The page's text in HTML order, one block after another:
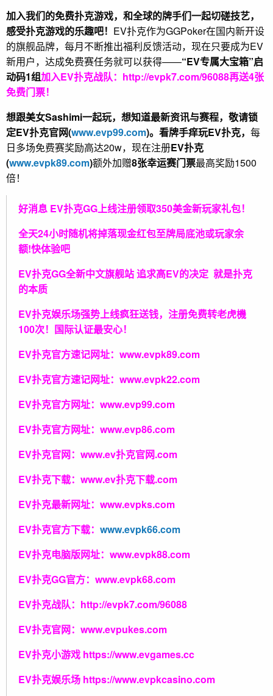
加入我们的免费扑克游戏，和全球的牌手们一起切磋技艺，
感受扑克游戏的乐趣吧！ EV扑克作为GGPoker在国内新开设
的旗舰品牌，每月不断推出福利反馈活动，现在只要成为EV
新用户，达成免费赛任务就可以获得——“EV专属大宝箱”启
动码1组加入EV扑克战队： http://evpk7.com/96088再送4张
免费门票！
想跟美女Sashimi一起玩， 想知道最新资讯与赛程， 敬请锁
定EV扑克官网(www.evp99.com)。 看牌手痒玩EV扑克， 每
日多场免费赛奖励高达20w，现在注册EV扑克
(www.evpk89.com)额外加赠8张幸运赛门票最高奖励1500
倍！
好消息 EV扑克GG上线注册领取350美金新玩家礼包！
全天24小时随机将掉落现金红包至牌局底池或玩家余
额!快体验吧
EV扑克GG全新中文旗舰站追求高EV的决定 就是扑克
的本质
EV扑克娱乐场强势上线疯狂送钱，注册免费转老虎機
100次！国际认证最安心！
EV扑克官方速记网址： www.evpk89.com
EV扑克官方速记网址： www.evpk22.com
EV扑克官方网址： www.evp99.com
EV扑克官方网址： www.evp86.com
EV扑克官网： www.ev扑克官网.com
EV扑克下载： www.ev扑克下载.com
EV扑克最新网址： www.evpks.com
EV扑克官方下载： www.evpk66.com
EV扑克电脑版网址： www.evpk88.com
EV扑克GG官方： www.evpk68.com
EV扑克战队： http://evpk7.com/96088
EV扑克官网： www.evpukes.com
EV扑克小游戏 https://www.evgames.cc
EV扑克娱乐场 https://www.evpkcasino.com